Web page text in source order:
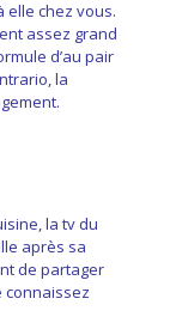
elle chez vous.
assez grand
d’au pair
la
la tv du
après sa
de partager
connaissez